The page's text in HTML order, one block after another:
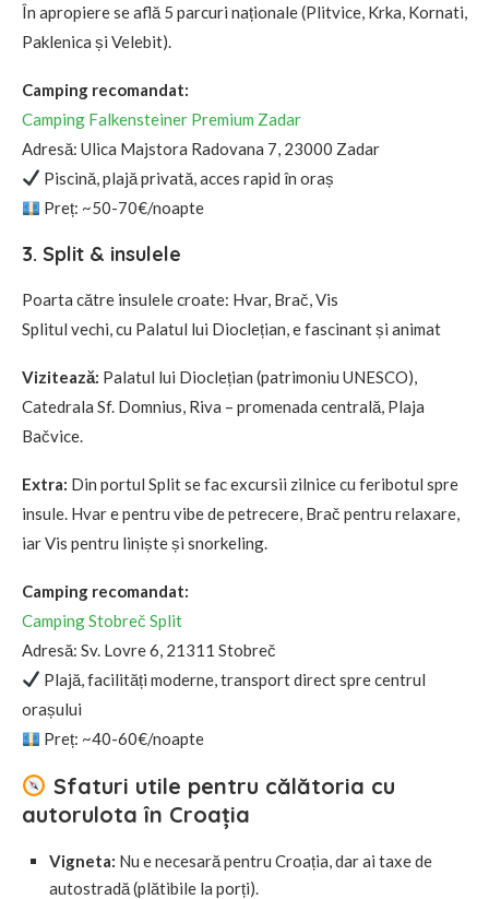
În apropiere se află 5 parcuri naționale (Plitvice, Krka, Kornati,
Paklenica și Velebit).
Camping recomandat:
Camping Falkensteiner Premium Zadar
Adresă: Ulica Majstora Radovana 7, 23000 Zadar
Piscină, plajă privată, acces rapid în oraș
Preț: ~50-70€/noapte
3. Split & insulele
Poarta către insulele croate: Hvar, Brač, Vis
Splitul vechi, cu Palatul lui Dioclețian, e fascinant și animat
Vizitează: Palatul lui Dioclețian (patrimoniu UNESCO),
Catedrala Sf. Domnius, Riva – promenada centrală, Plaja
Bačvice.
Extra: Din portul Split se fac excursii zilnice cu feribotul spre
insule. Hvar e pentru vibe de petrecere, Brač pentru relaxare,
iar Vis pentru liniște și snorkeling.
Camping recomandat:
Camping Stobreč Split
Adresă: Sv. Lovre 6, 21311 Stobreč
Plajă, facilități moderne, transport direct spre centrul
orașului
Preț: ~40-60€/noapte
Sfaturi utile pentru călătoria cu
autorulota în Croația
Vigneta: Nu e necesară pentru Croația, dar ai taxe de
autostradă (plătibile la porți).